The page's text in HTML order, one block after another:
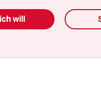
tun?“
will